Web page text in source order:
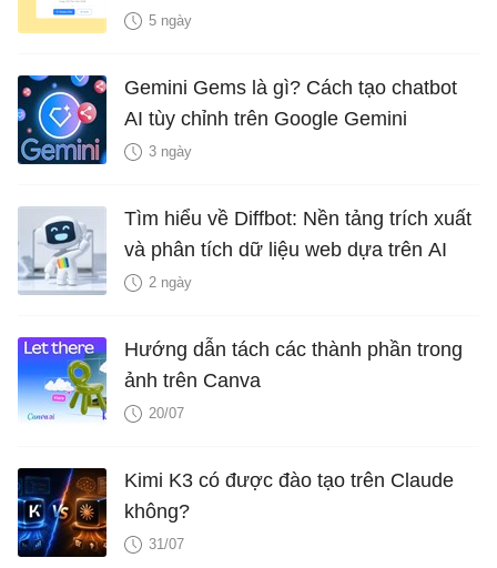
5 ngày
Gemini Gems là gì? Cách tạo chatbot
AI tùy chỉnh trên Google Gemini
3 ngày
Tìm hiểu về Diffbot: Nền tảng trích xuất
và phân tích dữ liệu web dựa trên AI
2 ngày
Hướng dẫn tách các thành phần trong
ảnh trên Canva
20/07
Kimi K3 có được đào tạo trên Claude
không?
31/07